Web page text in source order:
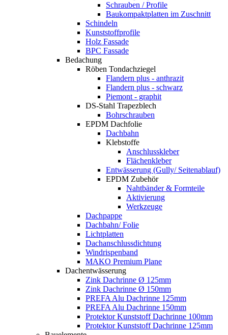
Schrauben / Profile
Baukompaktplatten im Zuschnitt
Schindeln
Kunststoffprofile
Holz Fassade
BPC Fassade
Bedachung
Röben Tondachziegel
Flandern plus - anthrazit
Flandern plus - schwarz
Piemont - graphit
DS-Stahl Trapezblech
Bohrschrauben
EPDM Dachfolie
Dachbahn
Klebstoffe
Anschlusskleber
Flächenkleber
Entwässerung (Gully/ Seitenablauf)
EPDM Zubehör
Nahtbänder & Formteile
Aktivierung
Werkzeuge
Dachpappe
Dachbahn/ Folie
Lichtplatten
Dachanschlussdichtung
Windrispenband
MAKO Premium Plane
Dachentwässerung
Zink Dachrinne Ø 125mm
Zink Dachrinne Ø 150mm
PREFA Alu Dachrinne 125mm
PREFA Alu Dachrinne 150mm
Protektor Kunststoff Dachrinne 100mm
Protektor Kunststoff Dachrinne 125mm